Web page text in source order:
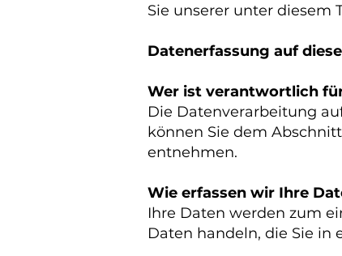
Sie unserer unter diesem
Datenerfassung auf
Wer ist verantwortlich
Die Datenverarbeitung
können Sie dem
entnehmen.
Wie erfassen wir Ihre
Ihre Daten werden zum
Daten handeln, die Sie in